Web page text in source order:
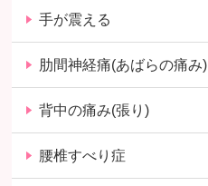
手が震える
肋間神経痛(あばらの痛み)
背中の痛み(張り)
腰椎すべり症